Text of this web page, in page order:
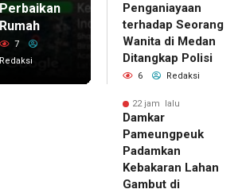
Perbaikan
Rumah
7
Redaksi
Penganiayaan
terhadap Seorang
Wanita di Medan
Ditangkap Polisi
6 Redaksi
22 jam lalu
Damkar
Pameungpeuk
Padamkan
Kebakaran Lahan
Gambut di